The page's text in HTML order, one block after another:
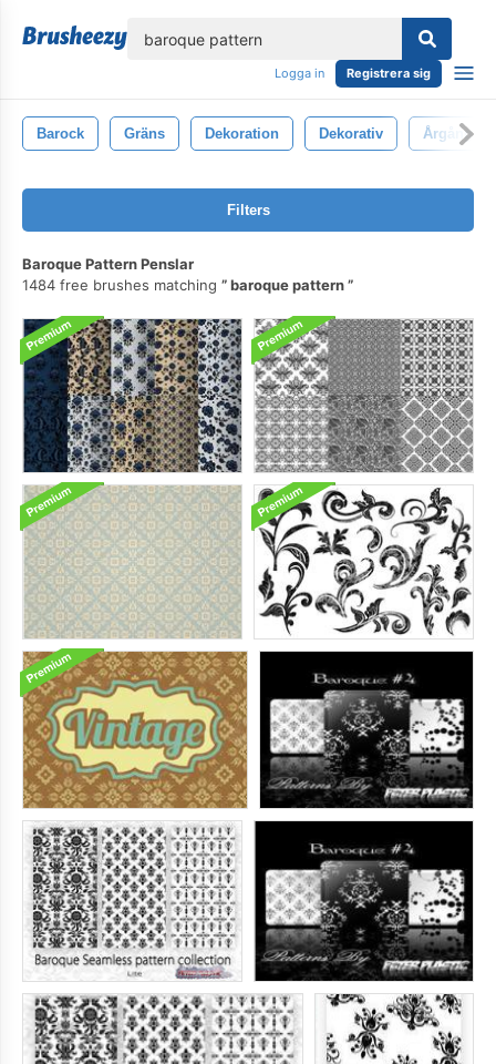
Logga in Registrera sig
Barock Gräns Dekoration Dekorativ Årgång
Filters
Baroque Pattern Penslar
1484 free brushes matching
baroque pattern